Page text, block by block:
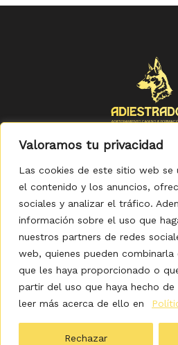
Valoramos tu privacidad
Las cookies de este sitio web se
el contenido y los anuncios,
sociales y analizar el tráfico.
información sobre el uso que
nuestros partners de redes
web, quienes pueden
que les haya proporcionado o
partir del uso que haya hecho de
leer más acerca de ello en
Rechazar
Mostrando 109–144 de 704
Política de Privacidad -Política
Accesibilidad- Condiciones